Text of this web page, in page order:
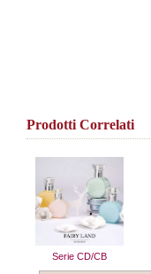
Prodotti Correlati
Serie CD/CB